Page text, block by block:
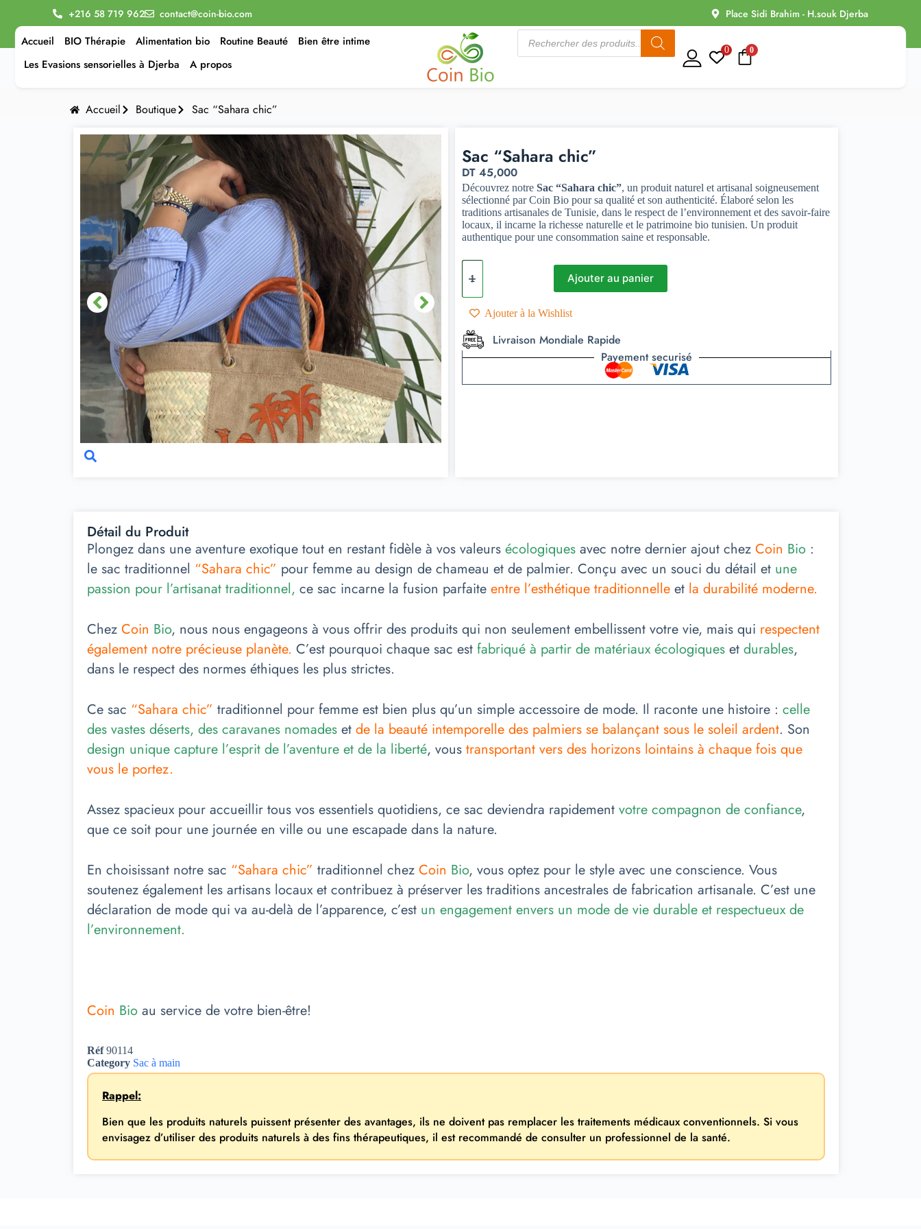
+216 58 719 962 contact@coin-bio.com Place Sidi Brahim - H.souk Djerba
Accueil BIO Thérapie Alimentation bio Routine Beauté
Bien être intime
Les Evasions sensorielles à Djerba
A propos
0
0
Accueil Boutique Sac “Sahara chic”
Sac “Sahara chic”
DT 45,000
Découvrez notreSac “Sahara chic”, un produit naturel et artisanal soigneusement
sélectionné par Coin Bio pour sa qualité et son authenticité. Élaboré selon les
traditions artisanales de Tunisie, dans le respect de l’environnement et des savoir-faire
locaux, il incarne la richesse naturelle et le patrimoine bio tunisien. Un produit
authentique pour une consommation saine et responsable.
Ajouter au panier
Ajouter à la Wishlist
Livraison Mondiale Rapide
Payement securisé
Détail du Produit
Plongez dans une aventure exotique tout en restant fidèle à vos valeurs écologiques avec notre dernier ajout chez Coin Bio :
le sac traditionnel “Sahara chic” pour femme au design de chameau et de palmier. Conçu avec un souci du détail et une
passion pour l’artisanat traditionnel, ce sac incarne la fusion parfaite entre l’esthétique traditionnelle et la durabilité moderne.
Chez Coin Bio, nous nous engageons à vous offrir des produits qui non seulement embellissent votre vie, mais qui respectent
également notre précieuse planète. C’est pourquoi chaque sac est fabriqué à partir de matériaux écologiques et durables,
dans le respect des normes éthiques les plus strictes.
Ce sac “Sahara chic” traditionnel pour femme est bien plus qu’un simple accessoire de mode. Il raconte une histoire : celle
des vastes déserts, des caravanes nomades et de la beauté intemporelle des palmiers se balançant sous le soleil ardent. Son
design unique capture l’esprit de l’aventure et de la liberté, vous transportant vers des horizons lointains à chaque fois que
vous le portez.
Assez spacieux pour accueillir tous vos essentiels quotidiens, ce sac deviendra rapidement votre compagnon de confiance,
que ce soit pour une journée en ville ou une escapade dans la nature.
En choisissant notre sac “Sahara chic” traditionnel chez Coin Bio, vous optez pour le style avec une conscience. Vous
soutenez également les artisans locaux et contribuez à préserver les traditions ancestrales de fabrication artisanale. C’est une
déclaration de mode qui va au-delà de l’apparence, c’est un engagement envers un mode de vie durable et respectueux de
l’environnement.
Coin Bio au service de votre bien-être!
Réf90114
Category Sac à main
Rappel:
Bien que les produits naturels puissent présenter des avantages, ils ne doivent pas remplacer les traitements médicaux conventionnels. Si vous
envisagez d’utiliser des produits naturels à des fins thérapeutiques, il est recommandé de consulter un professionnel de la santé.